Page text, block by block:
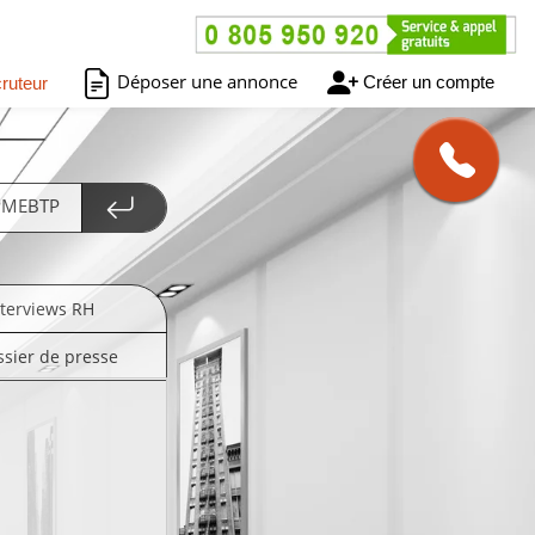
Déposer une annonce Créer un compte
RH
de presse